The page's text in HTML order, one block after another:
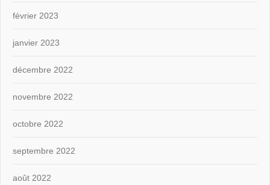
février 2023
janvier 2023
décembre 2022
novembre 2022
octobre 2022
septembre 2022
août 2022